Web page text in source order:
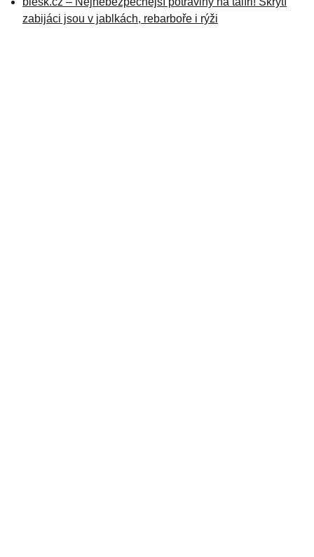
zabijáci jsou v jablkách, rebarboře i rýži